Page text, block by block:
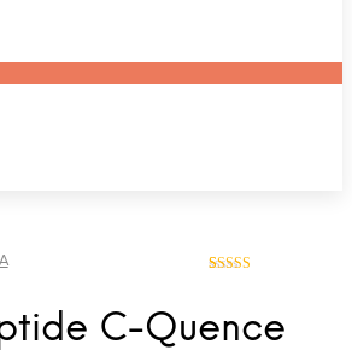
klantbeoordeling
C-Quence